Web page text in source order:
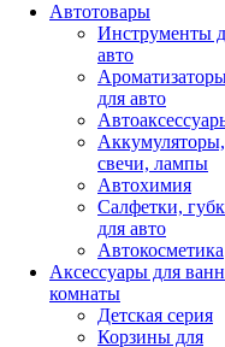
Автотовары
Инструменты
авто
для авто
Аккумуляторы,
свечи, лампы
Автохимия
Салфетки,
для авто
Автокосметика
Аксессуары для
комнаты
Детская серия
Корзины для